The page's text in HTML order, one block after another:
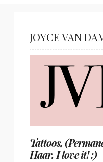
JOYCE VAN
Tattoos,
Haar. I love it! :)